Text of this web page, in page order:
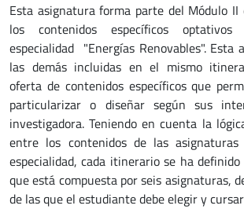
Esta asignatura forma parte del Módulo II
los contenidos específicos
especialidad "Energías Renovables".
las demás incluidas en el mismo
oferta de contenidos específicos que
particularizar o diseñar según sus
investigadora. Teniendo en cuenta la
entre los contenidos de las
especialidad, cada itinerario se ha
que está compuesta por seis asignaturas,
de las que el estudiante debe elegir y